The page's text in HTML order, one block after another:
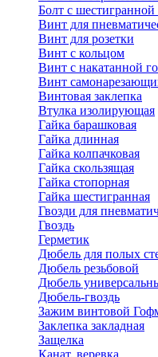
Болт с шестигранной
Винт для
Винт для розетки
Винт с кольцом
Винт с накатанной
Винт
Винтовая заклепка
Втулка изолирующая
Гайка барашковая
Гайка длинная
Гайка колпачковая
Гайка скользящая
Гайка стопорная
Гайка шестигранная
Гвозди для
Гвоздь
Герметик
Дюбель для полых
Дюбель резьбовой
Дюбель
Дюбель-гвоздь
Зажим винтовой
Заклепка закладная
Защелка
Канат, веревка